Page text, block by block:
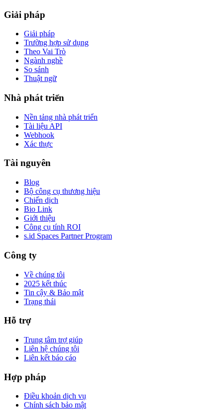
Giải pháp
Giải pháp
Trường hợp sử dụng
Theo Vai Trò
Ngành nghề
So sánh
Thuật ngữ
Nhà phát triển
Nền tảng nhà phát triển
Tài liệu API
Webhook
Xác thực
Tài nguyên
Blog
Bộ công cụ thương hiệu
Chiến dịch
Bio Link
Giới thiệu
Công cụ tính ROI
s.id Spaces Partner Program
Công ty
Về chúng tôi
2025 kết thúc
Tin cậy & Bảo mật
Trạng thái
Hỗ trợ
Trung tâm trợ giúp
Liên hệ chúng tôi
Liên kết báo cáo
Hợp pháp
Điều khoản dịch vụ
Chính sách bảo mật